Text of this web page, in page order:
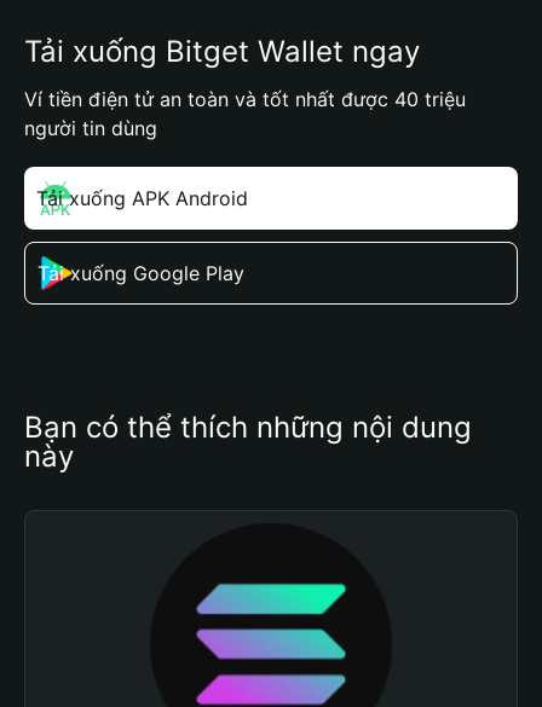
Tải xuống Bitget Wallet ngay
Ví tiền điện tử an toàn và tốt nhất được 40 triệu
người tin dùng
Tải xuống APK Android
Tải xuống Google Play
Bạn có thể thích những nội dung
này